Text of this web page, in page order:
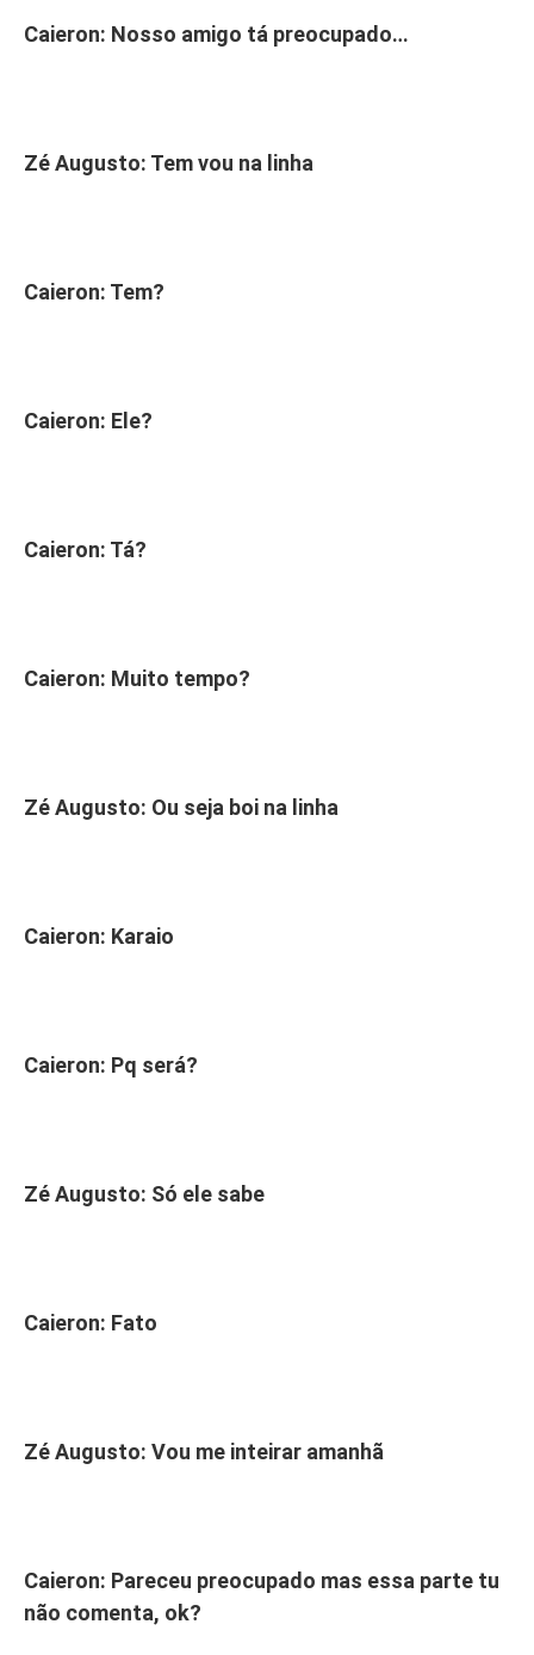
Caieron: Nosso amigo tá preocupado…
Zé Augusto: Tem vou na linha
Caieron: Tem?
Caieron: Ele?
Caieron: Tá?
Caieron: Muito tempo?
Zé Augusto: Ou seja boi na linha
Caieron: Karaio
Caieron: Pq será?
Zé Augusto: Só ele sabe
Caieron: Fato
Zé Augusto: Vou me inteirar amanhã
Caieron: Pareceu preocupado mas essa parte tu
não comenta, ok?